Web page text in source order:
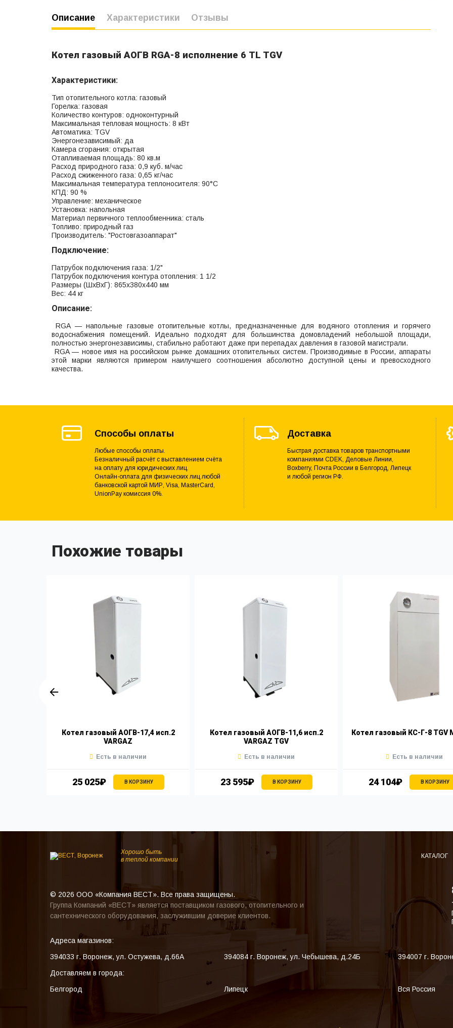
Описание Характеристики Отзывы
Котел газовый АОГВ RGA-8 исполнение 6 TL TGV
Характеристики:
Тип отопительного котла: газовый
Горелка: газовая
Количество контуров: одноконтурный
Максимальная тепловая мощность: 8 кВт
Автоматика: TGV
Энергонезависимый: да
Камера сгорания: открытая
Отапливаемая площадь: 80 кв.м
Расход природного газа: 0,9 куб. м/час
Расход сжиженного газа: 0,65 кг/час
Максимальная температура теплоносителя: 90°С
КПД: 90 %
Управление: механическое
Установка: напольная
Материал первичного теплообменника: сталь
Топливо: природный газ
Производитель: "Ростовгазоаппарат"
Подключение:
Патрубок подключения газа: 1/2"
Патрубок подключения контура отопления: 1 1/2
Размеры (ШхВхГ): 865х380х440 мм
Вес: 44 кг
Описание:
RGA — напольные газовые отопительные котлы, предназначенные для водяного отопления и горячего
водоснабжения помещений. Идеально подходят для большинства домовладений небольшой площади,
полностью энергонезависимы, стабильно работают даже при перепадах давления в газовой магистрали.
RGA — новое имя на российском рынке домашних отопительных систем. Производимые в России, аппараты
этой марки являются примером наилучшего соотношения абсолютно доступной цены и превосходного
качества.
Способы оплаты
Любые способы оплаты.
Безналичный расчёт с выставлением счёта
на оплату для юридических лиц.
Онлайн-оплата для физических лиц любой
банковской картой МИР, Visa, MasterCard,
UnionPay комиссия 0%.
Доставка
Быстрая доставка товаров транспортными
компаниями CDEK, Деловые Линии,
Boxberry, Почта России в Белгород, Липецк
и любой регион РФ.
Похожие товары
Котел газовый АОГВ-17,4 исп.2
VARGAZ
25 025₽ В КОРЗИНУ
Есть в наличии
Котел газовый АОГВ-11,6 исп.2
VARGAZ TGV
23 595₽ В КОРЗИНУ
Есть в наличии
Котел газовый КС-Г-8 TGV
24 104₽ В КОРЗИНУ
Есть в наличии
Хорошо быть
в теплой компании
КАТАЛОГ
© 2026 ООО «Компания ВЕСТ». Все права защищены.
Группа Компаний «ВЕСТ» является поставщиком газового, отопительного и
сантехнического оборудования, заслужившим доверие клиентов.
Адреса магазинов:
394033 г. Воронеж,ул. Остужева, д.66А 394084 г. Воронеж,ул. Чебышева, д.24Б 394007 г.
Доставляем в города:
Белгород
Липецк Вся Россия